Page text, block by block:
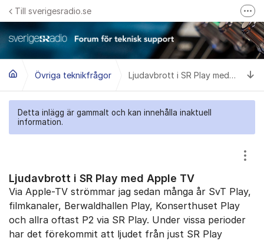
Hoppa till innehåll
Till sverigesradio.se
Frågor & svar om Sveriges Radio
Felanmäl problem med radiomottagning hos Teracom
Övriga teknikfrågor Ljudavbrott i SR Play med Apple TV
Detta inlägg är gammalt och kan innehålla inaktuell
information.
Ljudavbrott i SR Play med Apple TV
Via Apple-TV strömmar jag sedan många år SvT Play,
filmkanaler, Berwaldhallen Play, Konserthuset Play
och allra oftast P2 via SR Play. Under vissa perioder
har det förekommit att ljudet från just SR Play